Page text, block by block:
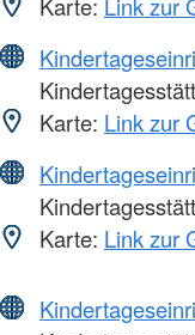
Karte: Link zur
Karte: Link zur
Karte: Link zur